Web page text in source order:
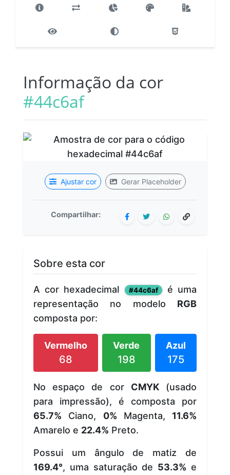
Informação da cor
#44c6af
Ajustar cor Gerar Placeholder
Compartilhar:
Sobre esta cor
A cor hexadecimal #44c6af é uma
representação no modelo RGB
composta por:
Vermelho
68
Verde
198
Azul
175
No espaço de cor CMYK(usado
para impressão), é composta por
65.7% Ciano, 0% Magenta, 11.6%
Amarelo e 22.4% Preto.
Possui um ângulo de matiz de
169.4°, uma saturação de 53.3% e